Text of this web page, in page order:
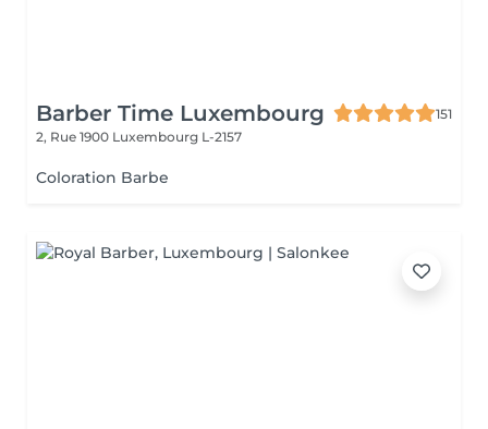
Barber Time Luxembourg
151
2, Rue 1900 Luxembourg L-2157
Coloration Barbe